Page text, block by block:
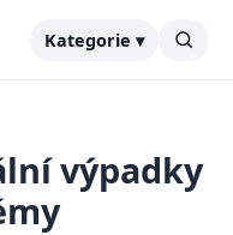
Kategorie ▾
výpadky